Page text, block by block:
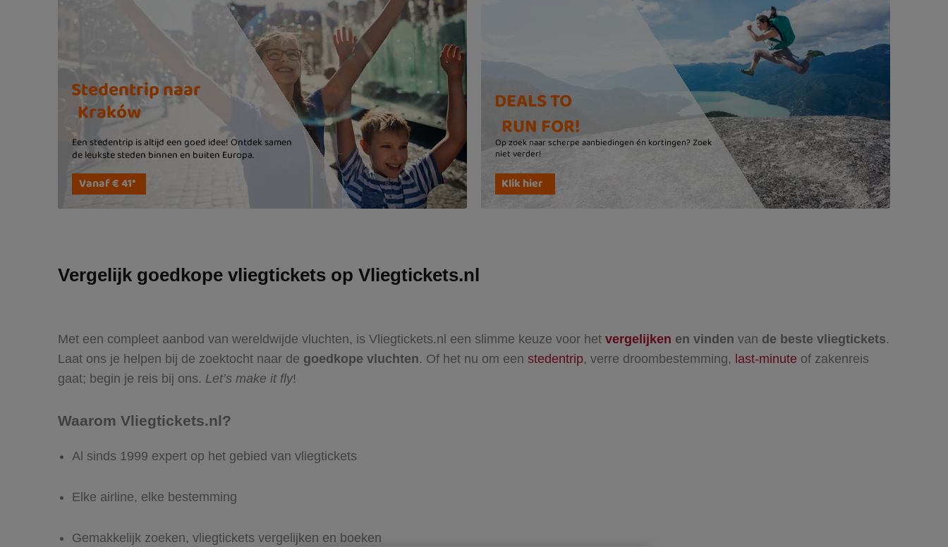
Vergelijk goedkope vliegtickets op Vliegtickets.nl
Met een compleet aanbod van wereldwijde vluchten, is Vliegtickets.nl een slimme keuze voor het vergelijken en vinden van de beste vliegtickets.
Laat ons je helpen bij de zoektocht naar de goedkope vluchten. Of het nu om een stedentrip, verre droombestemming, last-minute of zakenreis
gaat; begin je reis bij ons. Let’s make it fly!
Waarom Vliegtickets.nl?
Al sinds 1999 expert op het gebied van vliegtickets
Elke airline, elke bestemming
Gemakkelijk zoeken, vliegtickets vergelijken en boeken